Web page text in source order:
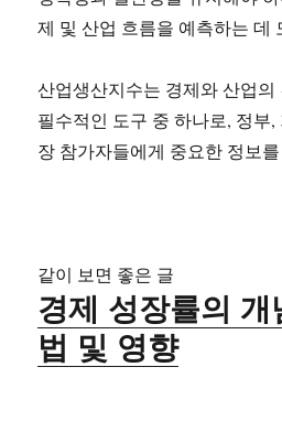
제 및 산업 흐름을 예측하는 데
산업생산지수는 경제와 산업의
필수적인 도구 중 하나로, 정부,
장 참가자들에게 중요한 정보
같이 보면 좋은 글
경제 성장률의
법 및 영향